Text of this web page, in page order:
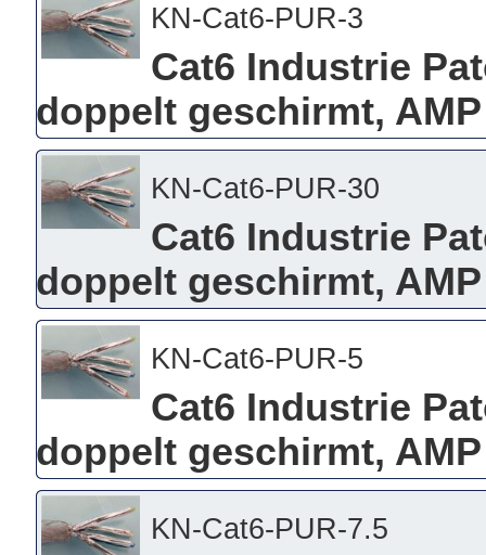
KN-Cat6-PUR-3
Cat6 Industrie
doppelt geschirmt,
KN-Cat6-PUR-30
Cat6 Industrie
doppelt geschirmt,
KN-Cat6-PUR-5
Cat6 Industrie
doppelt geschirmt,
KN-Cat6-PUR-7.5